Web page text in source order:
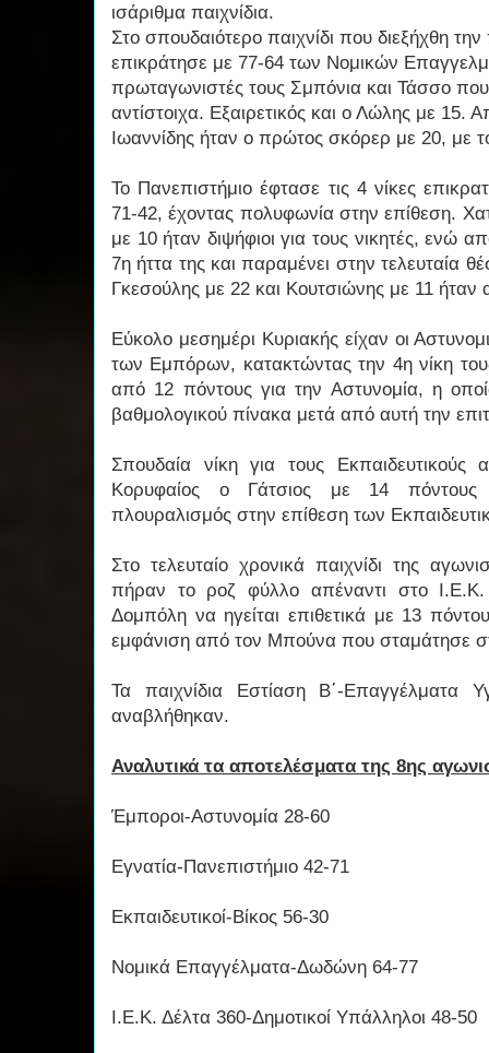
ισάριθμα παιχνίδια.
Στο σπουδαιότερο παιχνίδι που διεξήχθη
επικράτησε με 77-64 των Νομικών
πρωταγωνιστές τους Σμπόνια και Τάσσο
αντίστοιχα. Εξαιρετικός και ο Λώλης με
Ιωαννίδης ήταν ο πρώτος σκόρερ με 20, με
Το Πανεπιστήμιο έφτασε τις 4 νίκες
71-42, έχοντας πολυφωνία στην επίθεση.
με 10 ήταν διψήφιοι για τους νικητές, ενώ
7η ήττα της και παραμένει στην τελευταία
Γκεσούλης με 22 και Κουτσιώνης με 11 ήταν
Εύκολο μεσημέρι Κυριακής είχαν οι
των Εμπόρων, κατακτώντας την 4η νίκη
από 12 πόντους για την Αστυνομία, η
βαθμολογικού πίνακα μετά από αυτή την
Σπουδαία νίκη για τους
Κορυφαίος ο Γάτσιος με 14 πόντους
πλουραλισμός στην επίθεση των
Στο τελευταίο χρονικά παιχνίδι της
πήραν το ροζ φύλλο απέναντι στο
Δομπόλη να ηγείται επιθετικά με 13
εμφάνιση από τον Μπούνα που σταμάτησε
Τα παιχνίδια Εστίαση Β΄-Επαγγέλματα
αναβλήθηκαν.
Αναλυτικά τα αποτελέσματα της 8ης
Έμποροι-Αστυνομία 28-60
Εγνατία-Πανεπιστήμιο 42-71
Εκπαιδευτικοί-Βίκος 56-30
Νομικά Επαγγέλματα-Δωδώνη 64-77
Ι.Ε.Κ. Δέλτα 360-Δημοτικοί Υπάλληλοι 48-50